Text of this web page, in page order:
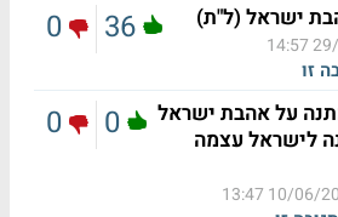
ישראל (ל"ת)
29/
זו
36
0
על אהבת ישראל
לישראל עצמה
10/06/2025
0
0